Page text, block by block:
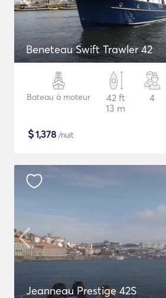
Beneteau Swift Trawler 42
Bateau à moteur
42 ft
13 m
4
$1,378 /nuit
Jeanneau Prestige 42S